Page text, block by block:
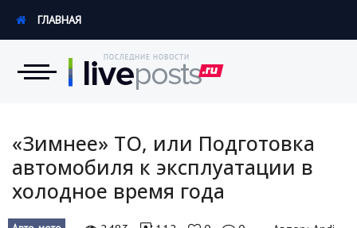
Экономика
ГЛАВНАЯ
«Зимнее» ТО, или Подготовка
автомобиля к эксплуатации в
холодное время года